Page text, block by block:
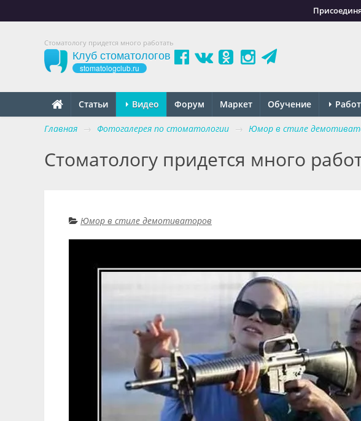
Стоматологу придется много работать
Клуб стоматологов
stomatologclub.ru
Статьи Видео Форум Маркет Обучение
Главная → Фотогалерея по стоматологии → Юмор в стиле
Стоматологу придется много
Юмор в стиле демотиваторов